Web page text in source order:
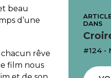
beau
d’une
rêve
film nous
DANS
#124 -